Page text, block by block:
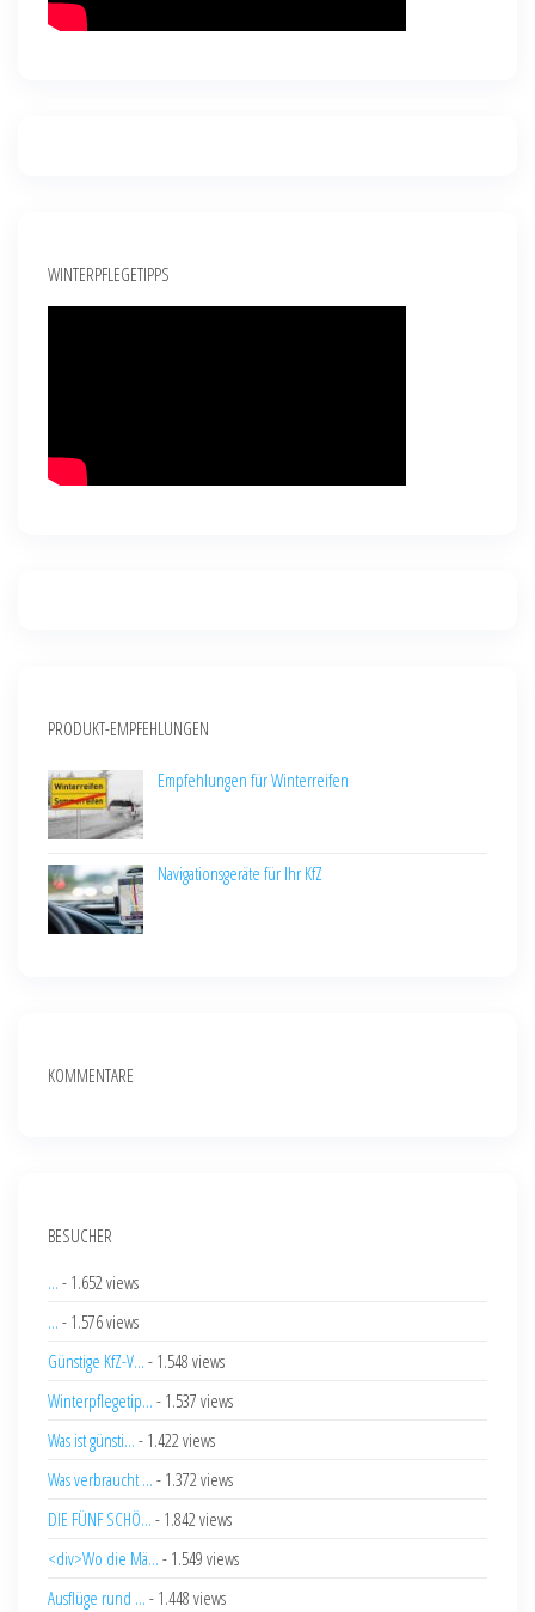
WINTERPFLEGETIPPS
PRODUKT-EMPFEHLUNGEN
Empfehlungen für Winterreifen
Navigationsgeräte für Ihr KfZ
KOMMENTARE
BESUCHER
... - 1.652 views
... - 1.576 views
Günstige KfZ-V... - 1.548 views
Winterpflegetip... - 1.537 views
Was ist günsti... - 1.422 views
Was verbraucht ... - 1.372 views
DIE FÜNF SCHÖ... - 1.842 views
<div>Wo die Mä... - 1.549 views
Ausflüge rund ... - 1.448 views